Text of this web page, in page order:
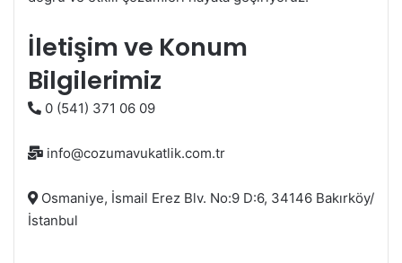
İletişim ve Konum
Bilgilerimiz
0 (541) 371 06 09
info@cozumavukatlik.com.tr
Osmaniye, İsmail Erez Blv. No:9 D:6, 34146 Bakırköy/
İstanbul